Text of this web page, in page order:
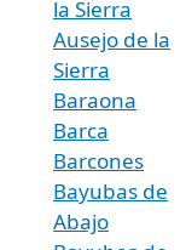
la Sierra
Ausejo de la
Sierra
Baraona
Barca
Barcones
Bayubas de
Abajo